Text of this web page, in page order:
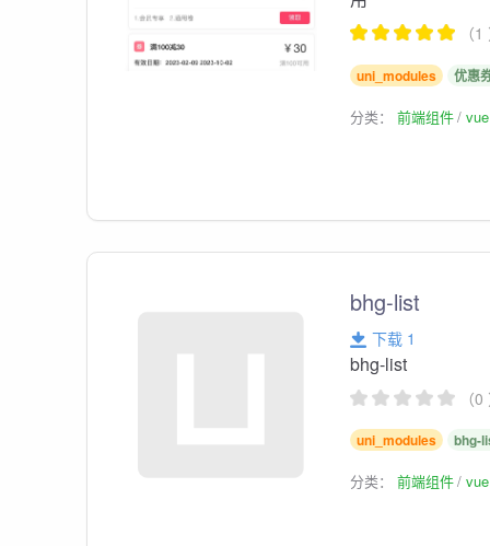
（
uni_modules 优惠
分类：前端组件
bhg-list
下载 1
bhg-list
（
uni_modules bhg-
分类：前端组件